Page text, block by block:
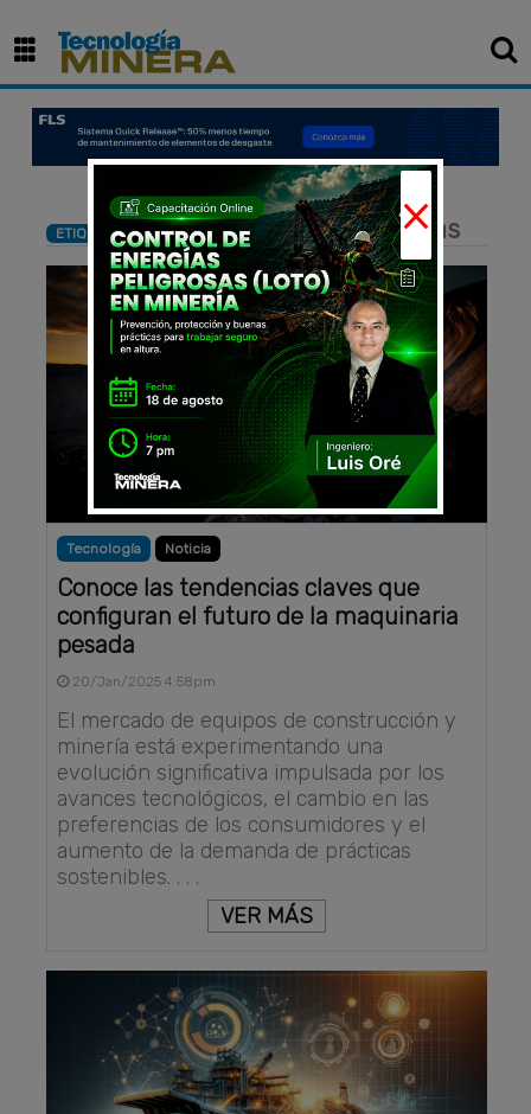
ETIQUETA : Tendencias tecnológicas
Tecnología Noticia
Conoce las tendencias claves que
configuran el futuro de la maquinaria
pesada
20/Jan/2025 4:58pm
El mercado de equipos de construcción y
minería está experimentando una
evolución significativa impulsada por los
avances tecnológicos, el cambio en las
preferencias de los consumidores y el
aumento de la demanda de prácticas
sostenibles. . . .
VER MÁS
×